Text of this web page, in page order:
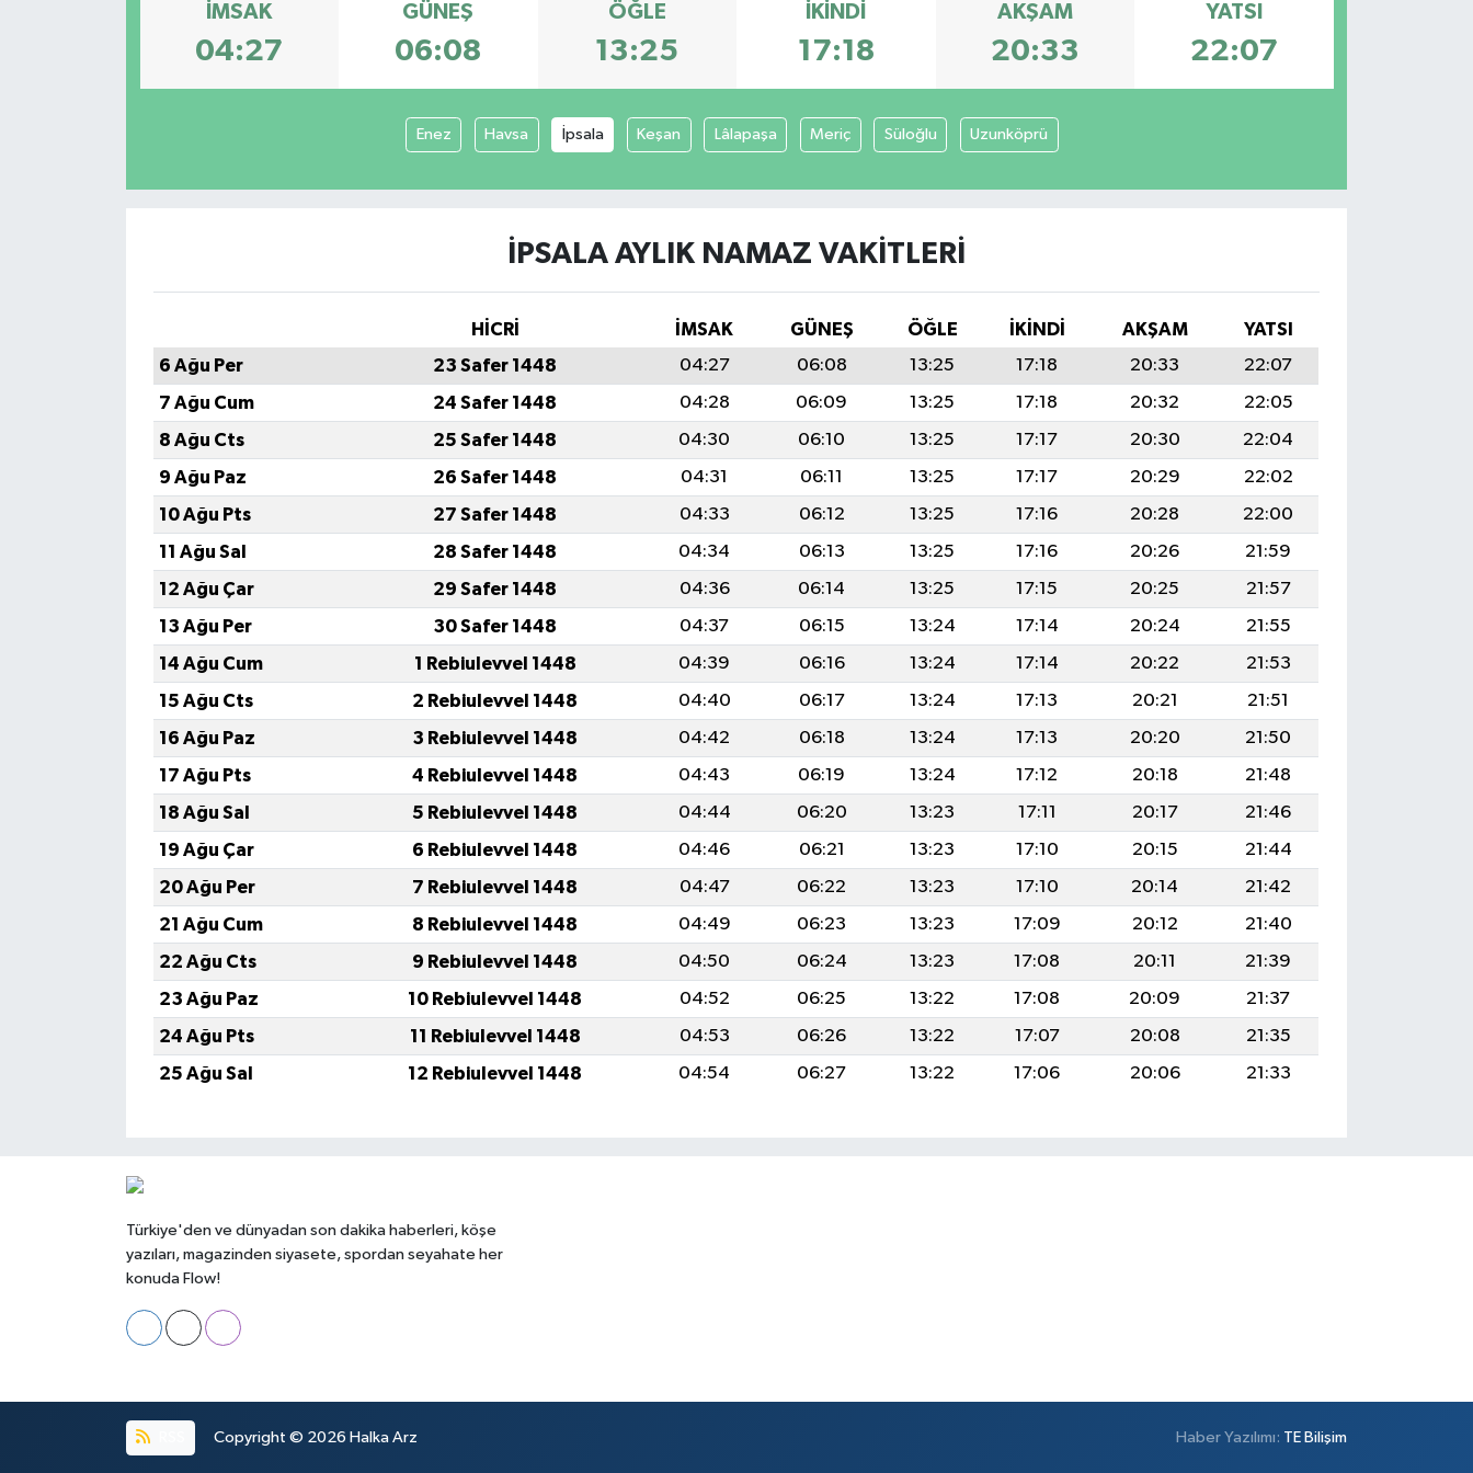
İMSAK
04:27
GÜNEŞ
06:08
ÖĞLE
13:25
İKINDI
17:18
AKŞAM
20:33
YATSI
22:07
Enez Havsa İpsala Keşan Lâlapaşa Meriç Süloğlu Uzunköprü
İPSALA AYLIK NAMAZ VAKITLERI
HİCRİ İMSAK GÜNEŞ ÖĞLE İKINDI AKŞAM
YATSI
6 Ağu Per
23 Safer 1448 04:27 06:08 13:25 17:18 20:33
22:07
7 Ağu Cum
24 Safer 1448 04:28 06:09 13:25 17:18 20:32
22:05
8 Ağu Cts
25 Safer 1448 04:30 06:10 13:25 17:17 20:30
22:04
9 Ağu Paz
26 Safer 1448 04:31 06:11 13:25 17:17 20:29
22:02
10 Ağu Pts
27 Safer 1448 04:33 06:12 13:25 17:16 20:28
22:00
11 Ağu Sal
28 Safer 1448 04:34 06:13 13:25 17:16 20:26
21:59
12 Ağu Çar
29 Safer 1448 04:36 06:14 13:25 17:15 20:25
21:57
13 Ağu Per
30 Safer 1448 04:37 06:15 13:24 17:14 20:24
21:55
14 Ağu Cum
1 Rebiulevvel 1448 04:39 06:16 13:24 17:14 20:22
21:53
15 Ağu Cts
2 Rebiulevvel 1448 04:40 06:17 13:24 17:13 20:21
21:51
16 Ağu Paz
3 Rebiulevvel 1448 04:42 06:18 13:24 17:13 20:20
21:50
17 Ağu Pts
4 Rebiulevvel 1448 04:43 06:19 13:24 17:12 20:18
21:48
18 Ağu Sal
5 Rebiulevvel 1448 04:44 06:20 13:23 17:11 20:17
21:46
19 Ağu Çar
6 Rebiulevvel 1448 04:46 06:21 13:23 17:10 20:15
21:44
20 Ağu Per
7 Rebiulevvel 1448 04:47 06:22 13:23 17:10 20:14
21:42
21 Ağu Cum
8 Rebiulevvel 1448 04:49 06:23 13:23 17:09 20:12
21:40
22 Ağu Cts
9 Rebiulevvel 1448 04:50 06:24 13:23 17:08 20:11
21:39
23 Ağu Paz
10 Rebiulevvel 1448 04:52 06:25 13:22 17:08 20:09
21:37
24 Ağu Pts
11 Rebiulevvel 1448 04:53 06:26 13:22 17:07 20:08
21:35
25 Ağu Sal
12 Rebiulevvel 1448 04:54 06:27 13:22 17:06 20:06 21:33
Türkiye'den ve dünyadan son dakika haberleri, köşe
yazıları, magazinden siyasete, spordan seyahate her
konuda Flow!
Copyright © 2026 Halka Arz Haber Yazılımı: TE Bilişim